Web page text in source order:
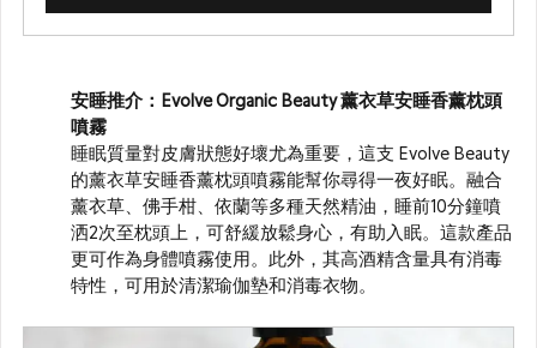
安睡推介： Evolve Organic Beauty 薰衣草安睡香薰枕頭
噴霧
睡眠質量對皮膚狀態好壞尤為重要，這支 Evolve Beauty
的薰衣草安睡香薰枕頭噴霧能幫你尋得一夜好眠。融合
薰衣草、佛手柑、依蘭等多種天然精油，睡前10分鐘噴
洒2次至枕頭上，可舒緩放鬆身心，有助入眠。這款產品
更可作為身體噴霧使用。此外，其高酒精含量具有消毒
特性，可用於清潔瑜伽墊和消毒衣物。